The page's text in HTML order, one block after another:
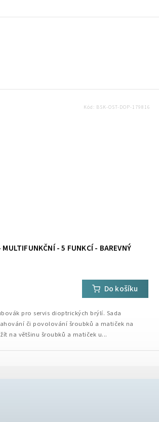
- 5 FUNKCÍ - BAREVNÝ
Do košíku
pro servis dioptrických brýlí. Sada
či povolování šroubků a matiček na
na většinu šroubků a matiček u...
Kód: BSK-OST-DOP-179816